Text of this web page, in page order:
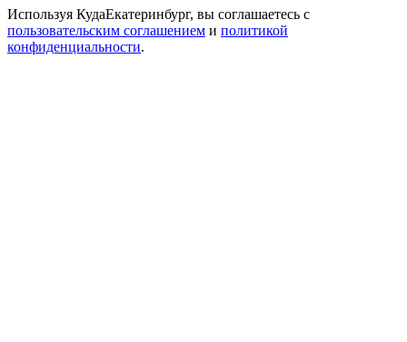
Используя КудаЕкатеринбург, вы соглашаетесь с
пользовательским соглашением и политикой
конфиденциальности.